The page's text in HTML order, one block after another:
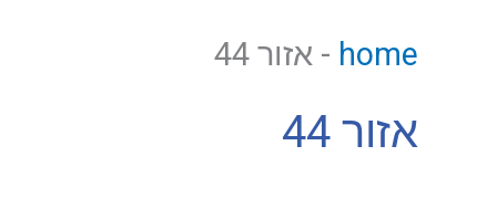
home
- אזור 44
אזור 44
פוסטים